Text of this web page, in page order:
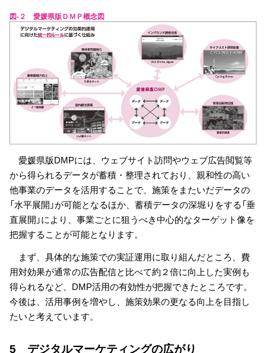
図-２ 愛媛県版ＤＭＰ概念図
愛媛県版DMPには、ウェブサイト訪問やウェブ広告閲覧等
から得られるデータが蓄積・整理されており、親和性の高い
他事業のデータを活用することで、施策をまたいだデータの
「水平展開」が可能となるほか、蓄積データの深堀りをする「垂
直展開」により、事業ごとに狙うべき中心的なターゲット像を
把握することが可能となります。
まず、具体的な施策での実証運用に取り組んだところ、費
用対効果が通常の広告配信と比べて約２倍に向上した実例も
得られるなど、DMP活用の有効性が把握できたところです。
今後は、活用事例を増やし、施策効果の更なる向上を目指し
たいと考えています。
5 デジタルマーケティングの広がり